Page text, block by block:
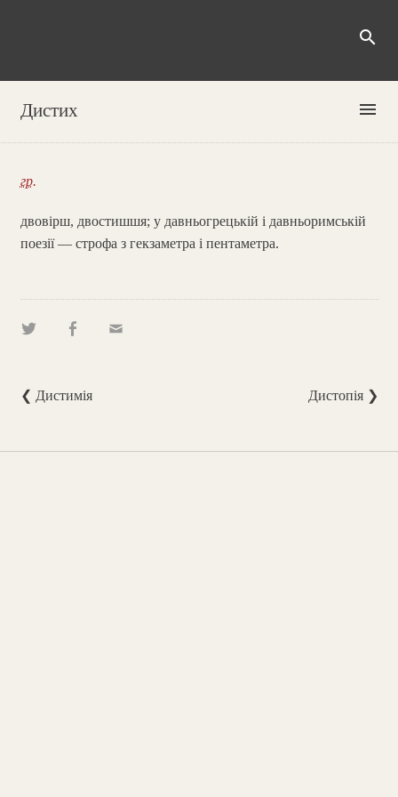
search
Дистих menu
гр.
двовірш, двостишшя; у давньогрецькій і давньоримській
поезії — строфа з гекзаметра і пентаметра.
❮ Дистимія Дистопія ❯